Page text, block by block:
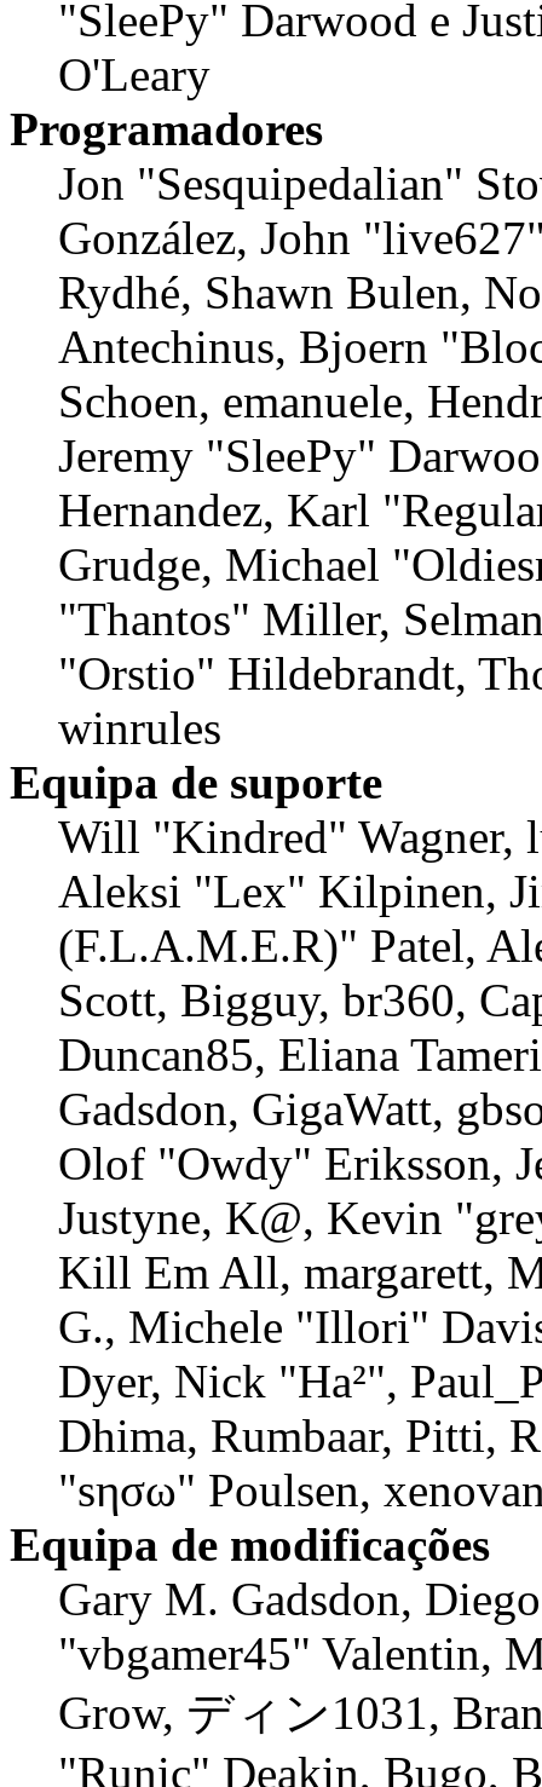
"SleePy" Darwood e
O'Leary
Programadores
Jon "Sesquipedalian"
González, John
Rydhé, Shawn Bulen,
Antechinus, Bjoern
Schoen, emanuele,
Jeremy "SleePy"
Hernandez, Karl
Grudge, Michael
"Thantos" Miller,
"Orstio" Hildebrandt,
winrules
Equipa de suporte
Will "Kindred" Wagner,
Aleksi "Lex" Kilpinen,
(F.L.A.M.E.R)" Patel,
Scott, Bigguy, br360,
Duncan85, Eliana
Gadsdon, GigaWatt,
Olof "Owdy" Eriksson,
Justyne, K@, Kevin
Kill Em All, margarett,
G., Michele "Illori"
Dyer, Nick "Ha²",
Dhima, Rumbaar, Pitti,
"sησω" Poulsen,
Equipa de modificações
Gary M. Gadsdon,
"vbgamer45" Valentin,
Grow, ディン1031,
"Runic" Deakin, Bugo,